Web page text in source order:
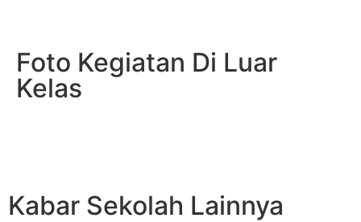
Foto Kegiatan Di Luar
Kelas
Kabar Sekolah Lainnya